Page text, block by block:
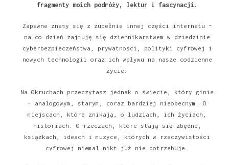
fragmenty moich podróży, lektur i fascynacji.
Zapewne znamy się z zupełnie innej części internetu –
na co dzień zajmuję się dziennikarstwem w dziedzinie
cyberbezpieczeństwa, prywatności, polityki cyfrowej i
nowych technologii oraz ich wpływu na nasze codzienne
życie.
Na Okruchach przeczytasz jednak o świecie, który ginie
– analogowym, starym, coraz bardziej nieobecnym. O
miejscach, które znikają, o ludziach, ich życiach,
historiach. O rzeczach, które stają się zbędne,
książkach, ideach i muzyce, których w rzeczywistości
cyfrowej niemal nikt już nie potrzebuje.